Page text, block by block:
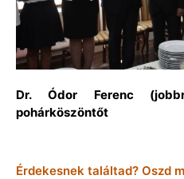
Dr. Ódor Ferenc
pohárköszöntőt
Érdekesnek találtad? Oszd